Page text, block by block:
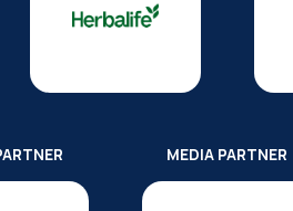
MEDIA PARTNER